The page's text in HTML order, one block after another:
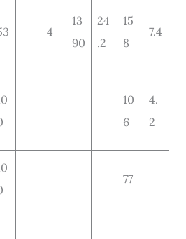
4
13
90
24
.2
15
8
7.4
10
6
4.
2
77